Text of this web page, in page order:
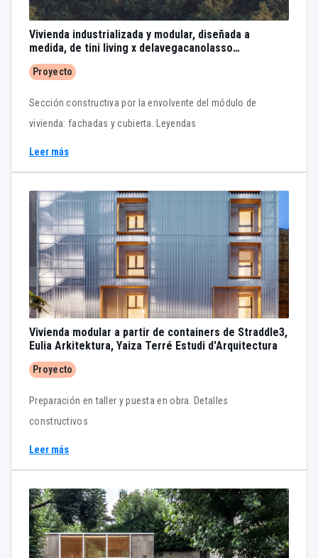
Vivienda industrializada y modular, diseñada a
medida, de tini living x delavegacanolasso
arquitectos
Proyecto
Sección constructiva por la envolvente del módulo de
vivienda: fachadas y cubierta. Leyendas
Leer más
Vivienda modular a partir de containers de Straddle3,
Eulia Arkitektura, Yaiza Terré Estudi d'Arquitectura
Proyecto
Preparación en taller y puesta en obra. Detalles
constructivos
Leer más